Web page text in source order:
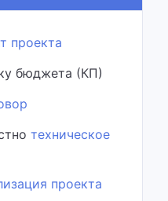
проекта
бюджета (КП)
техническое
проекта